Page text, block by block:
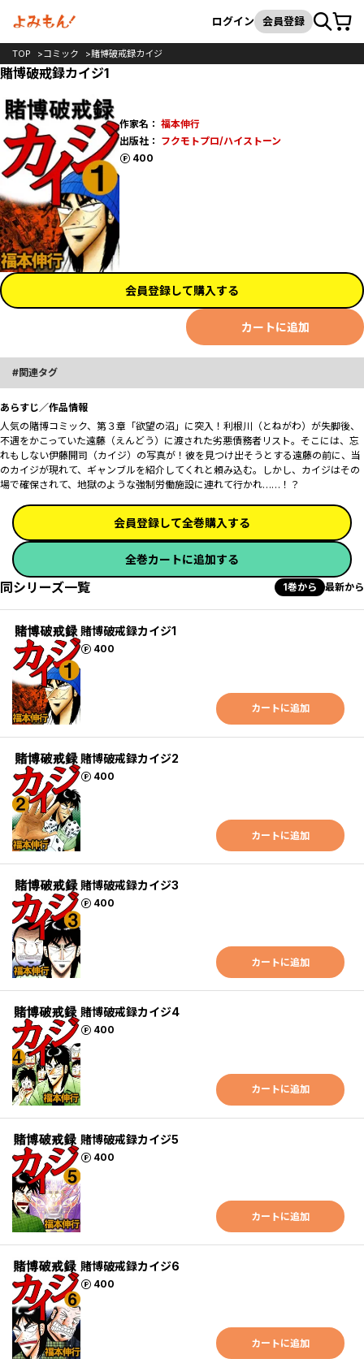
検索
ログイン 会員登録カート
TOP コミック 賭博破戒録カイジ
賭博破戒録カイジ1
作家名： 福本伸行
出版社： フクモトプロ/ハイストーン
400
ポイント
会員登録して購入する
カートに追加
関連タグ
あらすじ／作品情報
人気の賭博コミック、第３章「欲望の沼」に突入！利根川（とねがわ）が失脚後、
不遇をかこっていた遠藤（えんどう）に渡された劣悪債務者リスト。そこには、忘
れもしない伊藤開司（カイジ）の写真が！彼を見つけ出そうとする遠藤の前に、当
のカイジが現れて、ギャンブルを紹介してくれと頼み込む。しかし、カイジはその
場で確保されて、地獄のような強制労働施設に連れて行かれ……！？
会員登録して全巻購入する
全巻カートに追加する
同シリーズ一覧 1巻から 最新から
賭博破戒録カイジ1
400
ポイント
カートに追加
賭博破戒録カイジ2
400
ポイント
カートに追加
賭博破戒録カイジ3
400
ポイント
カートに追加
賭博破戒録カイジ4
400
ポイント
カートに追加
賭博破戒録カイジ5
400
ポイント
カートに追加
賭博破戒録カイジ6
400
ポイント
カートに追加